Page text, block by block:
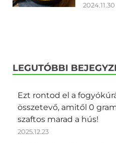
2024.11.30
LEGUTÓBBI
Ezt rontod el a
összetevő, amitől 0
szaftos marad a hús!
2025.12.23